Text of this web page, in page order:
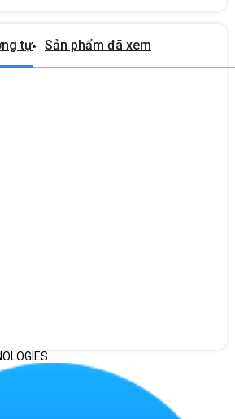
doanh nghiệp vừa và nhỏ
ThinkCentre Neo 50T G4
trang bị nhiều cổng kết nối, bao gồm 4
tự Sản phẩm đã xem